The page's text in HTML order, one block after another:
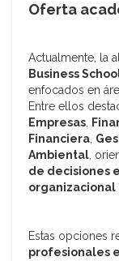
Oferta
Actualmente, la
Business
enfocados en
Entre ellos
Empresas,
Financiera,
Ambiental,
de decisiones
organizacional
Estas opciones
profesionales